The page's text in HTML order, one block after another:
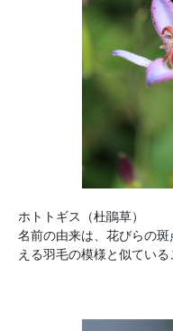
ホトトギス（杜鵑草）
名前の由来は、花びらの
える羽毛の模様と似ている